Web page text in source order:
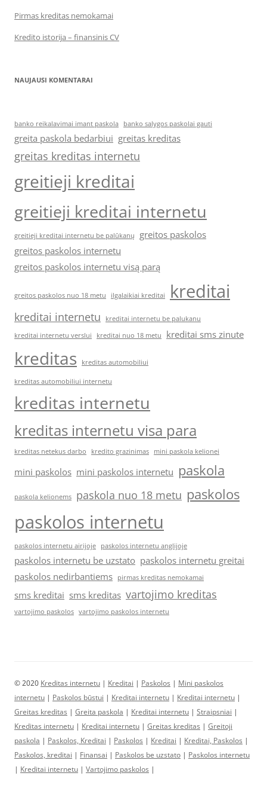
Pirmas kreditas nemokamai
Kredito istorija – finansinis CV
NAUJAUSI KOMENTARAI
banko reikalavimai imant paskola banko salygos paskolai gauti
greita paskola bedarbiui greitas kreditas
greitas kreditas internetu
greitieji kreditai
greitieji kreditai internetu
greitieji kreditai internetu be palūkanų
greitos paskolos
greitos paskolos internetu
greitos paskolos internetu visą parą
greitos paskolos nuo 18 metu ilgalaikiai kreditai kreditai
kreditai internetu
kreditai internetu be palukanu
kreditai internetu verslui
kreditai nuo 18 metu kreditai sms zinute
kreditas kreditas automobiliui
kreditas automobiliui internetu
kreditas internetu
kreditas internetu visa para
kreditas netekus darbo kredito grazinimas mini paskola kelionei
mini paskolos mini paskolos internetu paskola
paskola kelionems paskola nuo 18 metu paskolos
paskolos internetu
paskolos internetu airijoje paskolos internetu anglijoje
paskolos internetu be uzstato paskolos internetu greitai
paskolos nedirbantiems
pirmas kreditas nemokamai
sms kreditai sms kreditas vartojimo kreditas
vartojimo paskolos vartojimo paskolos internetu
© 2020 Kreditas internetu | Kreditai | Paskolos | Mini paskolos
internetu | Paskolos būstui | Kreditai internetu | Kreditai internetu |
Greitas kreditas | Greita paskola | Kreditai internetu | Straipsniai |
Kreditas internetu | Kreditai internetu | Greitas kreditas | Greitoji
paskola | Paskolos, Kreditai | Paskolos | Kreditai | Kreditai, Paskolos |
Paskolos, kreditai | Finansai | Paskolos be uzstato | Paskolos internetu
| Kreditai internetu | Vartojimo paskolos |